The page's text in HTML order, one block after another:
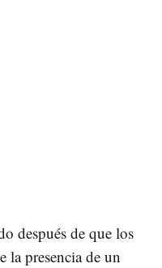
después de que los
la presencia de un